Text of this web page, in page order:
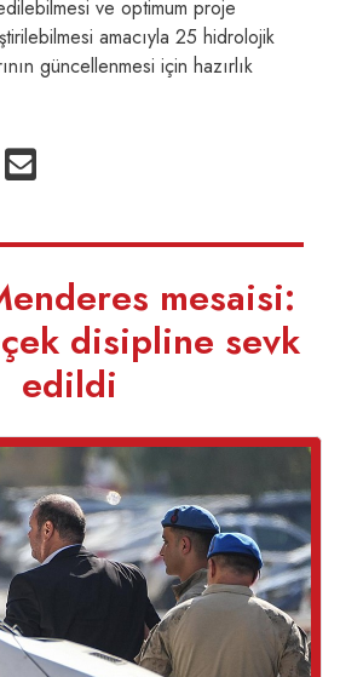
ve optimum proje
amacıyla 25 hidrolojik
güncellenmesi için hazırlık
mesaisi:
disipline sevk
edildi